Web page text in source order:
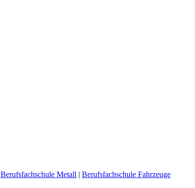
Berufsfachschule Metall | Berufsfachschule Fahrzeuge